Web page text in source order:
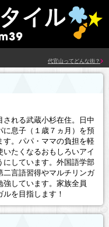
代官山ってどんな街？
される武蔵小杉在住。日中
に息子（１歳７ヵ月）を預
す。パパ・ママの負担を軽
たくなるおもしろいアイ
にしています。外国語学部
二言語習得やマルチリンガ
強しています。家族全員
を目指します！